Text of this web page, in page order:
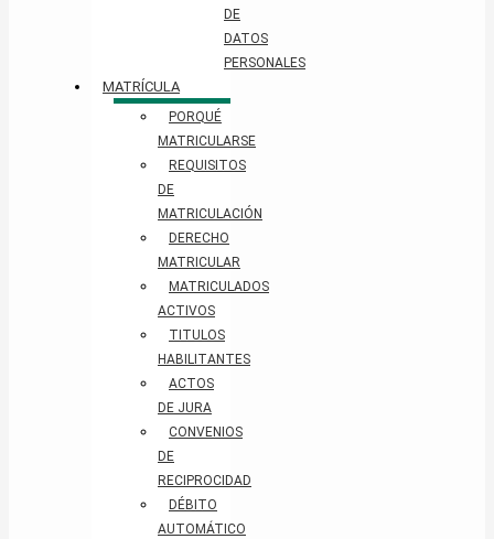
DE
DATOS
PERSONALES​
MATRÍCULA
PORQUÉ
MATRICULARSE
REQUISITOS
DE
MATRICULACIÓN
DERECHO
MATRICULAR
MATRICULADOS
ACTIVOS
TITULOS
HABILITANTES
ACTOS
DE JURA
CONVENIOS
DE
RECIPROCIDAD
DÉBITO
AUTOMÁTICO